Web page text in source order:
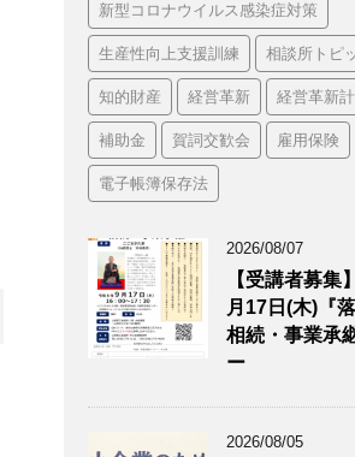
新型コロナウイルス感染症対策
生産性向上支援訓練 相談所トピ
知的財産 経営革新 経営革新
補助金 賀詞交歓会 雇用保険
電子帳簿保存法
2026/08/07
【受講者募集
月17日(木)『
相続・事業承
ー
2026/08/05